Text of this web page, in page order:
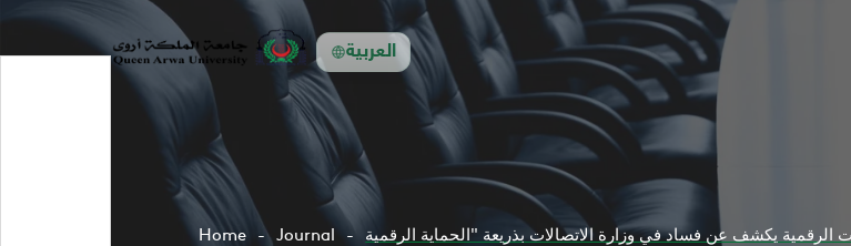
العربية
Home Journal